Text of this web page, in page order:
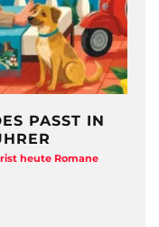
PASST IN
heute Romane